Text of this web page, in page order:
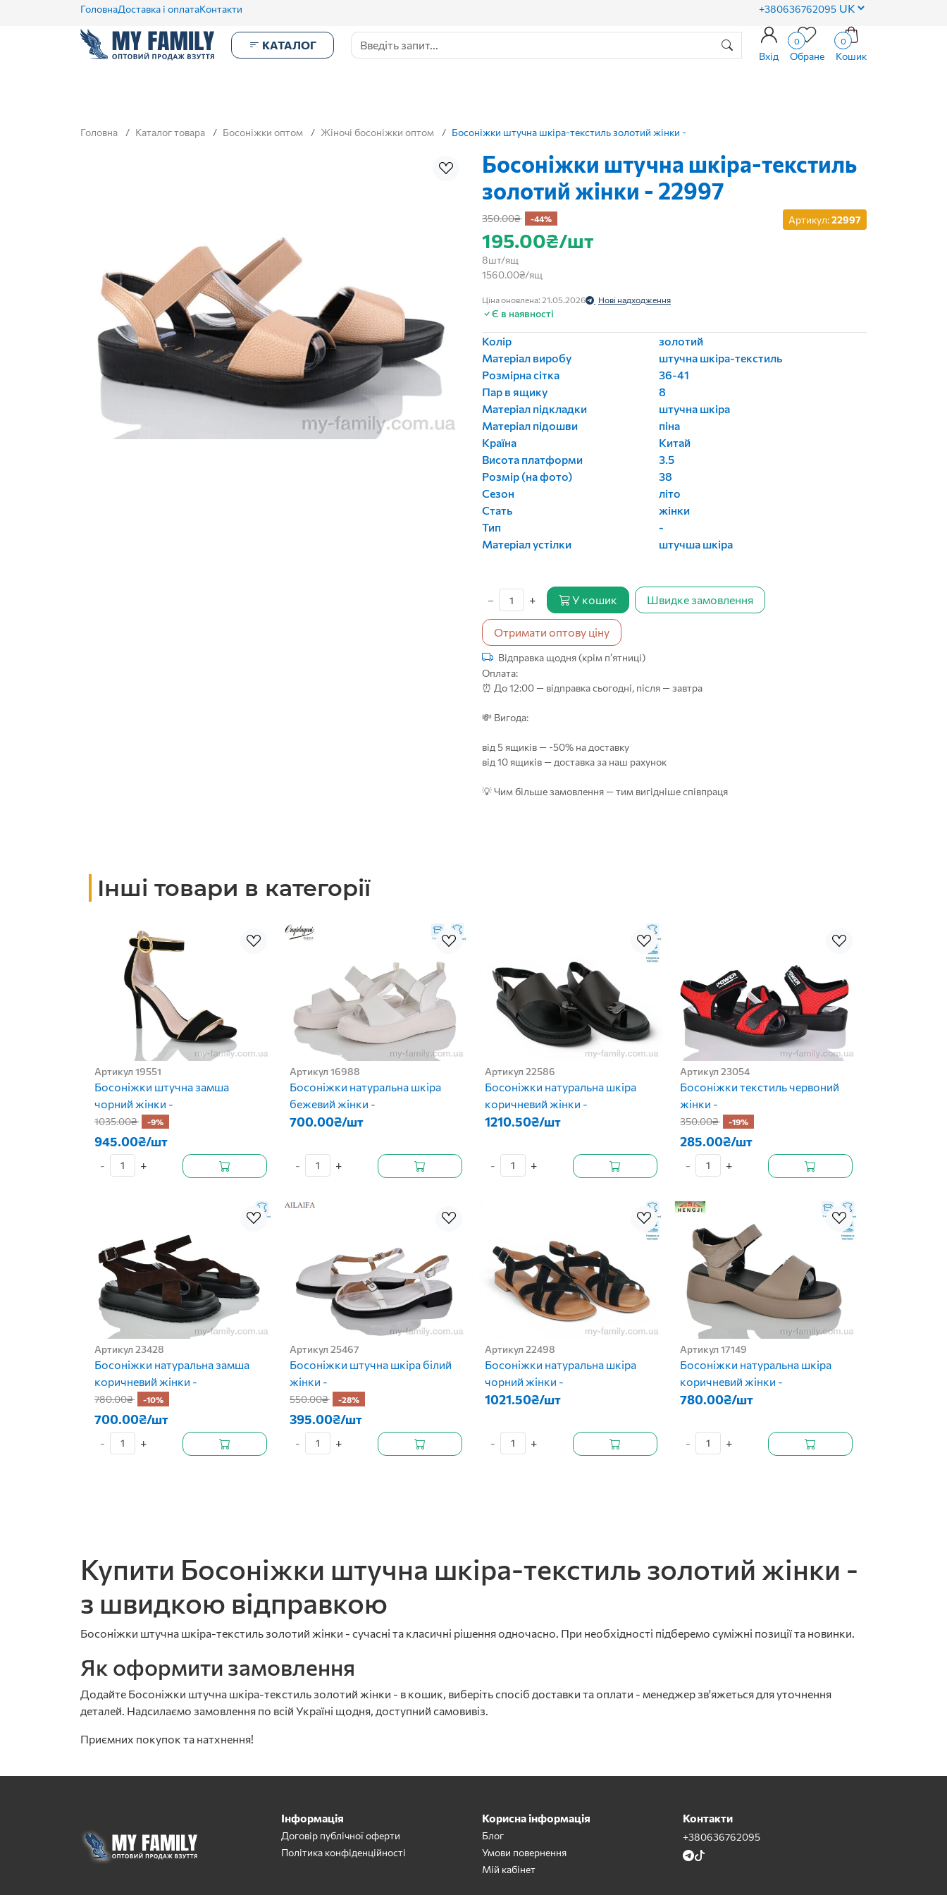
ГоловнаДоставка і оплатаКонтакти +380636762095
КАТАЛОГ
Вхід
0
Обране
0
Кошик
Головна Каталог товара Босоніжки оптом Жіночі босоніжки оптом Босоніжки штучна шкіра-текстиль золотий жінки -
Босоніжки штучна шкіра-текстиль
золотий жінки - 22997
350.00₴ -44%
195.00₴/шт
8шт/ящ
1560.00₴/ящ
Ціна оновлена: 21.05.2026 Нові надходження
Артикул:22997
Є в наявності
Колір
золотий
Матеріал виробу
штучна шкіра-текстиль
Розмірна сітка
36-41
Пар в ящику
8
Матеріал підкладки
штучна шкіра
Матеріал підошви
піна
Країна
Китай
Висота платформи
3.5
Розмір (на фото)
38
Сезон
літо
Стать
жінки
Тип
-
Матеріал устілки
штучша шкіра
− + У кошик Швидке замовлення
Отримати оптову ціну
Відправка щодня (крім п’ятниці)
Оплата:
⏰ До 12:00 — відправка сьогодні, після — завтра
💸 Вигода:
від 5 ящиків — -50% на доставку
від 10 ящиків — доставка за наш рахунок
💡 Чим більше замовлення — тим вигідніше співпраця
Інші товари в категорії
Артикул 19551
Босоніжки штучна замша
чорний жінки -
1035.00₴ -9%
945.00₴/шт
- +
Артикул 16988
Босоніжки натуральна шкіра
бежевий жінки -
700.00₴/шт
- +
Артикул 22586
Босоніжки натуральна шкіра
коричневий жінки -
1210.50₴/шт
- +
Артикул 23054
Босоніжки текстиль червоний
жінки -
350.00₴ -19%
285.00₴/шт
- +
Артикул 23428
Босоніжки натуральна замша
коричневий жінки -
780.00₴ -10%
700.00₴/шт
- +
Артикул 25467
Босоніжки штучна шкіра білий
жінки -
550.00₴ -28%
395.00₴/шт
- +
Артикул 22498
Босоніжки натуральна шкіра
чорний жінки -
1021.50₴/шт
- +
Артикул 17149
Босоніжки натуральна шкіра
коричневий жінки -
780.00₴/шт
- +
Купити Босоніжки штучна шкіра-текстиль золотий жінки -
з швидкою відправкою
Босоніжки штучна шкіра-текстиль золотий жінки - сучасні та класичні рішення одночасно. При необхідності підберемо суміжні позиції та новинки.
Як оформити замовлення
Додайте Босоніжки штучна шкіра-текстиль золотий жінки - в кошик, виберіть спосіб доставки та оплати - менеджер зв'яжеться для уточнення
деталей. Надсилаємо замовлення по всій Україні щодня, доступний самовивіз.
Приємних покупок та натхнення!
Інформація
Договір публічної оферти
Політика конфіденційності
Корисна інформація
Блог
Умови повернення
Мій кабінет
Контакти
+380636762095